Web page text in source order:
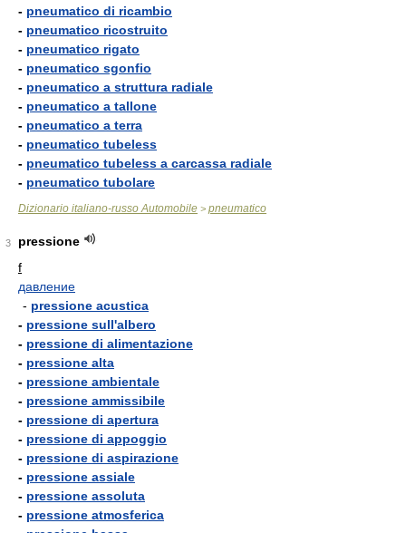
- pneumatico di ricambio
- pneumatico ricostruito
- pneumatico rigato
- pneumatico sgonfio
- pneumatico a struttura radiale
- pneumatico a tallone
- pneumatico a terra
- pneumatico tubeless
- pneumatico tubeless a carcassa radiale
- pneumatico tubolare
Dizionario italiano-russo Automobile > pneumatico
3
pressione
f
давление
- pressione acustica
- pressione sull'albero
- pressione di alimentazione
- pressione alta
- pressione ambientale
- pressione ammissibile
- pressione di apertura
- pressione di appoggio
- pressione di aspirazione
- pressione assiale
- pressione assoluta
- pressione atmosferica